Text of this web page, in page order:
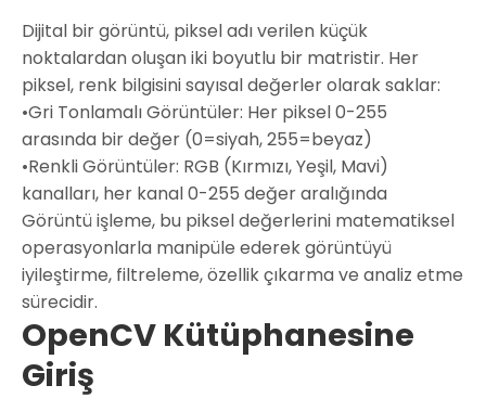
Dijital bir görüntü, piksel adı verilen küçük
noktalardan oluşan iki boyutlu bir matristir. Her
piksel, renk bilgisini sayısal değerler olarak saklar:
•Gri Tonlamalı Görüntüler: Her piksel 0-255
arasında bir değer (0=siyah, 255=beyaz)
•Renkli Görüntüler: RGB (Kırmızı, Yeşil, Mavi)
kanalları, her kanal 0-255 değer aralığında
Görüntü işleme, bu piksel değerlerini matematiksel
operasyonlarla manipüle ederek görüntüyü
iyileştirme, filtreleme, özellik çıkarma ve analiz etme
sürecidir.
OpenCV Kütüphanesine
Giriş